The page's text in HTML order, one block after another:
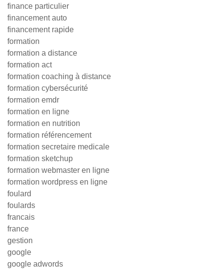
finance particulier
financement auto
financement rapide
formation
formation a distance
formation act
formation coaching à distance
formation cybersécurité
formation emdr
formation en ligne
formation en nutrition
formation référencement
formation secretaire medicale
formation sketchup
formation webmaster en ligne
formation wordpress en ligne
foulard
foulards
francais
france
gestion
google
google adwords